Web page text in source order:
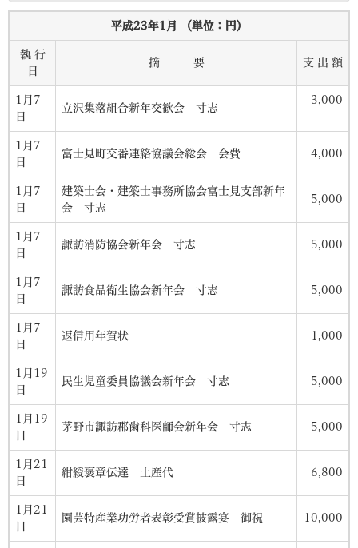
平成23年1月 （単位：円）
執 行
日
摘 要 支 出 額
1月7
日
立沢集落組合新年交歓会 寸志
3,000
1月7
日
富士見町交番連絡協議会総会 会費 4,000
1月7
日
建築士会・建築士事務所協会富士見支部新年
会 寸志
5,000
1月7
日
諏訪消防協会新年会 寸志 5,000
1月7
日
諏訪食品衛生協会新年会 寸志 5,000
1月7
日
返信用年賀状 1,000
1月19
日
民生児童委員協議会新年会 寸志 5,000
1月19
日
茅野市諏訪郡歯科医師会新年会 寸志 5,000
1月21
日
紺綬褒章伝達 土産代 6,800
1月21
日
園芸特産業功労者表彰受賞披露宴 御祝 10,000